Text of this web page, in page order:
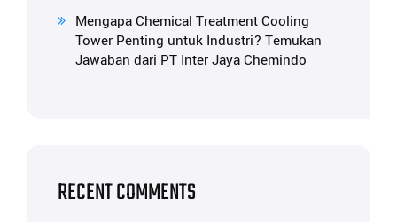
Mengapa Chemical Treatment Cooling
Tower Penting untuk Industri? Temukan
Jawaban dari PT Inter Jaya Chemindo
RECENT COMMENTS